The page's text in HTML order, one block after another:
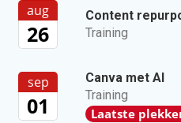
aug
26
Content
Training
sep
01
Canva met AI
Training
Laatste